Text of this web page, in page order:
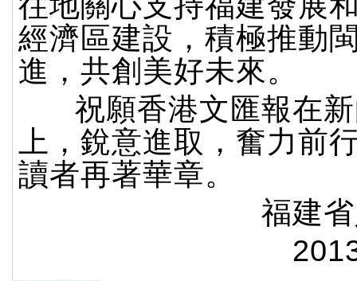
經濟區建設，積極推動
進，共創美好未來。
祝願香港文匯報在
上，銳意進取，奮力前
讀者再著華章。
福建省人
2013年8